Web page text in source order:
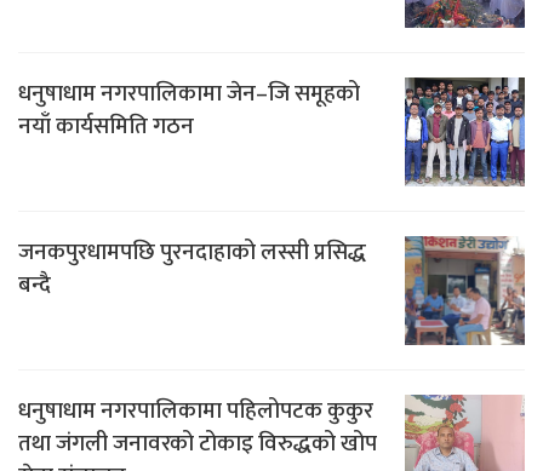
धनुषाधाम नगरपालिकामा जेन–जि समूहको
नयाँ कार्यसमिति गठन
जनकपुरधामपछि पुरनदाहाको लस्सी प्रसिद्ध
बन्दै
धनुषाधाम नगरपालिकामा पहिलोपटक कुकुर
तथा जंगली जनावरको टोकाइ विरुद्धको खोप